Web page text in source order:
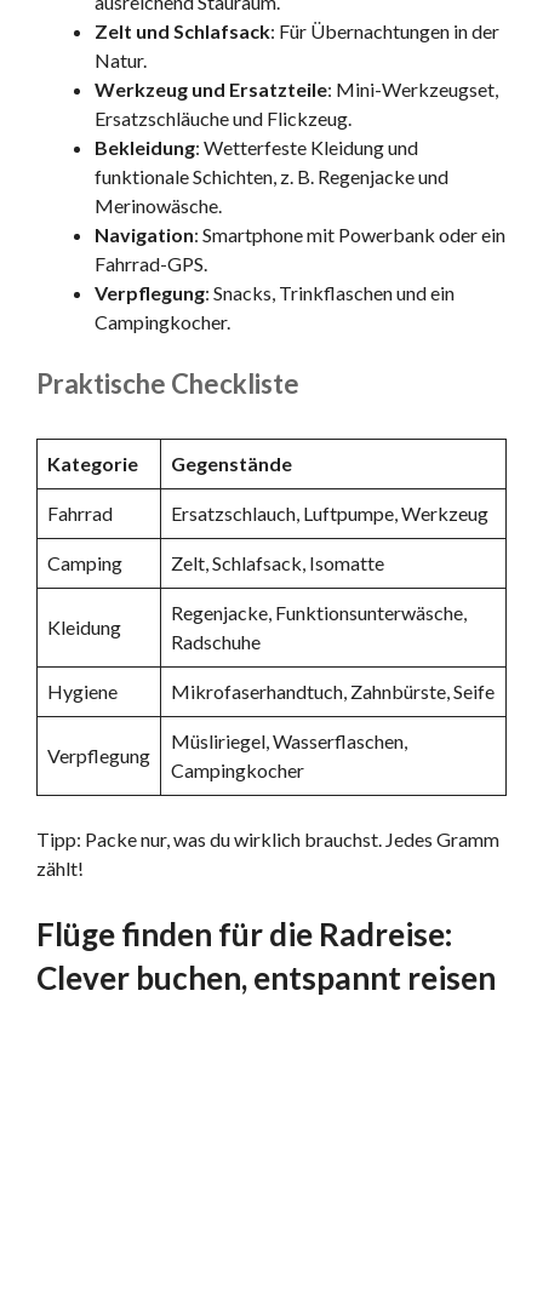
Zelt und Schlafsack: Für Übernachtungen in der
Natur.
Werkzeug und Ersatzteile: Mini-Werkzeugset,
Ersatzschläuche und Flickzeug.
Bekleidung: Wetterfeste Kleidung und
funktionale Schichten, z. B. Regenjacke und
Merinowäsche.
Navigation: Smartphone mit Powerbank oder ein
Fahrrad-GPS.
Verpflegung: Snacks, Trinkflaschen und ein
Campingkocher.
Praktische Checkliste
Kategorie Gegenstände
Fahrrad Ersatzschlauch, Luftpumpe, Werkzeug
Camping Zelt, Schlafsack, Isomatte
Kleidung
Regenjacke, Funktionsunterwäsche,
Radschuhe
Hygiene Mikrofaserhandtuch, Zahnbürste, Seife
Verpflegung
Müsliriegel, Wasserflaschen,
Campingkocher
Tipp: Packe nur, was du wirklich brauchst. Jedes Gramm
zählt!
Flüge finden für die Radreise:
Clever buchen, entspannt reisen